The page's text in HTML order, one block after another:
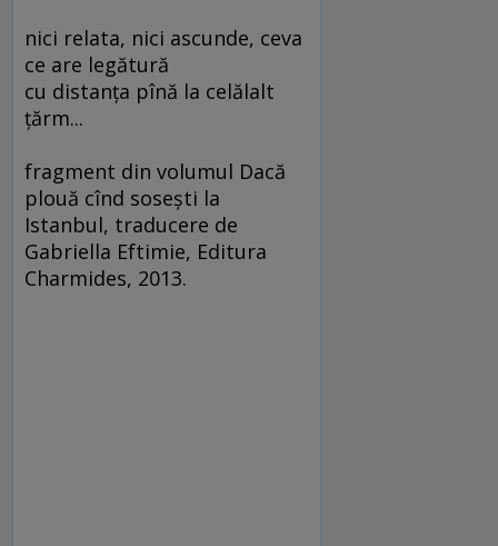
nici relata, nici ascunde, ceva
ce are legătură
cu distanţa pînă la celălalt
ţărm...
fragment din volumul Dacă
plouă cînd soseşti la
Istanbul, traducere de
Gabriella Eftimie, Editura
Charmides, 2013.